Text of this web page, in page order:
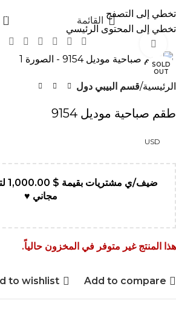
تخطي إلى التصفح
تخطي إلى المحتوى الرئيسي
القائمة 0
SOLD
OUT
Click to enlarge
الرئيسية قسم البيبي دول
طقم صباحية موديل 9154
USD
ضيف/ي مشتريات بقيمة 1,000.00 $
مجاني ♥
هذا المنتج غير متوفر في المخزون حالياً.
Add to compare
to wishlist